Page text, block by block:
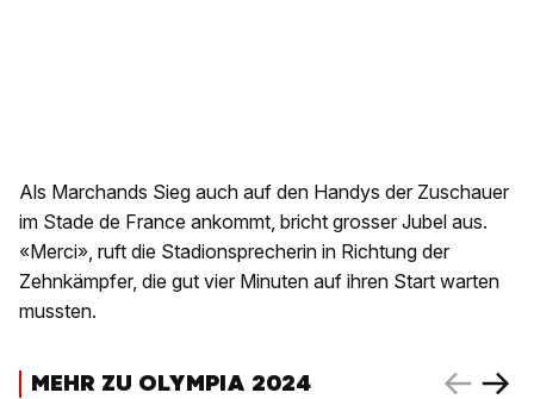
Als Marchands Sieg auch auf den Handys der Zuschauer
im Stade de France ankommt, bricht grosser Jubel aus.
«Merci», ruft die Stadionsprecherin in Richtung der
Zehnkämpfer, die gut vier Minuten auf ihren Start warten
mussten.
MEHR ZU OLYMPIA 2024